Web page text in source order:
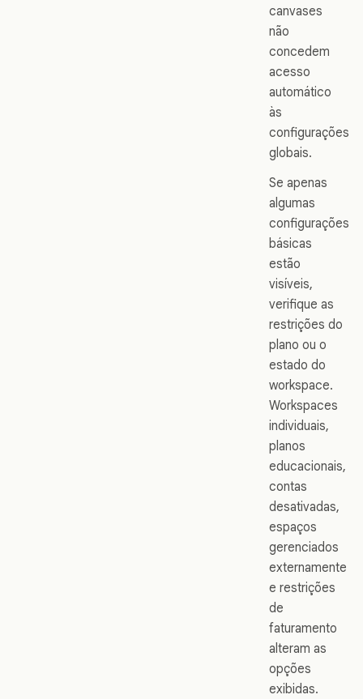
canvases
não
concedem
acesso
automático
às
configurações
globais.
Se apenas
algumas
configurações
básicas
estão
visíveis,
verifique as
restrições do
plano ou o
estado do
workspace.
Workspaces
individuais,
planos
educacionais,
contas
desativadas,
espaços
gerenciados
externamente
e restrições
de
faturamento
alteram as
opções
exibidas.